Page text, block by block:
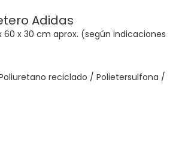
Adidas
60 x 30 cm aprox. (según indicaciones
reciclado / Polietersulfona /